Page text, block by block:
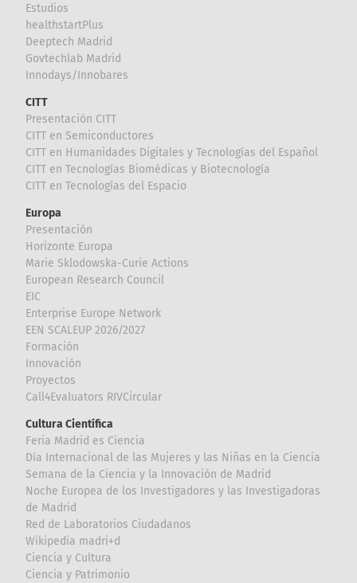
Estudios
healthstartPlus
Deeptech Madrid
Govtechlab Madrid
Innodays/Innobares
CITT
Presentación CITT
CITT en Semiconductores
CITT en Humanidades Digitales y Tecnologías del Español
CITT en Tecnologías Biomédicas y Biotecnología
CITT en Tecnologías del Espacio
Europa
Presentación
Horizonte Europa
Marie Sklodowska-Curie Actions
European Research Council
EIC
Enterprise Europe Network
EEN SCALEUP 2026/2027
Formación
Innovación
Proyectos
Call4Evaluators RIVCircular
Cultura Científica
Feria Madrid es Ciencia
Día Internacional de las Mujeres y las Niñas en la Ciencia
Semana de la Ciencia y la Innovación de Madrid
Noche Europea de los Investigadores y las Investigadoras
de Madrid
Red de Laboratorios Ciudadanos
Wikipedia madri+d
Ciencia y Cultura
Ciencia y Patrimonio